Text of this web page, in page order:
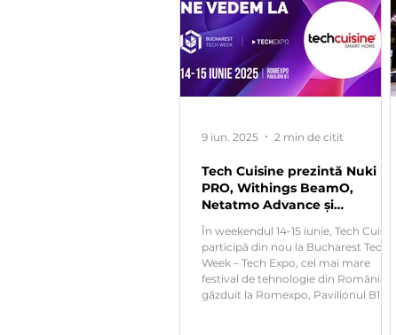
Tech Cuisine prezintă Nuki
PRO, Withings BeamO,
Netatmo Advance și
Ultrahuman Smart Ring la
Tech Expo 2025
În weekendul 14-15 iunie, Tech Cuisine
participă din nou la Bucharest Tech
Week – Tech Expo, cel mai mare
festival de tehnologie din România,
găzduit la Romexpo, Pavilionul B1.
9 iun. 2025 2 min de citit